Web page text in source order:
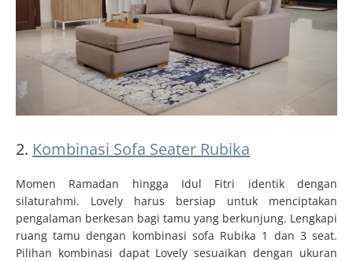
2. Kombinasi Sofa Seater Rubika
Momen Ramadan hingga Idul Fitri identik dengan
silaturahmi. Lovely harus bersiap untuk menciptakan
pengalaman berkesan bagi tamu yang berkunjung. Lengkapi
ruang tamu dengan kombinasi sofa Rubika 1 dan 3 seat.
Pilihan kombinasi dapat Lovely sesuaikan dengan ukuran